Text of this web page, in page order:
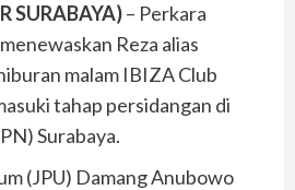
SURABAYA)– Perkara
Reza alias
malam IBIZA Club
tahap persidangan di
Surabaya.
(JPU) Damang Anubowo